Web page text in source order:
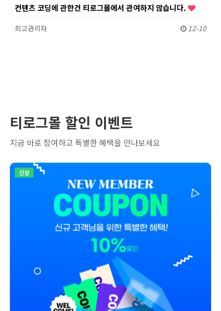
컨텐츠 코딩에 관한건 티로그몰에서 관여하지 않습니다.
최고관리자 12-10
티로그몰 할인 이벤트
지금 바로 참여하고 특별한 혜택을 만나보세요
신상